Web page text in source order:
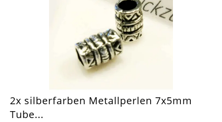
2x silberfarben Metallperlen 7x5mm
Tube...